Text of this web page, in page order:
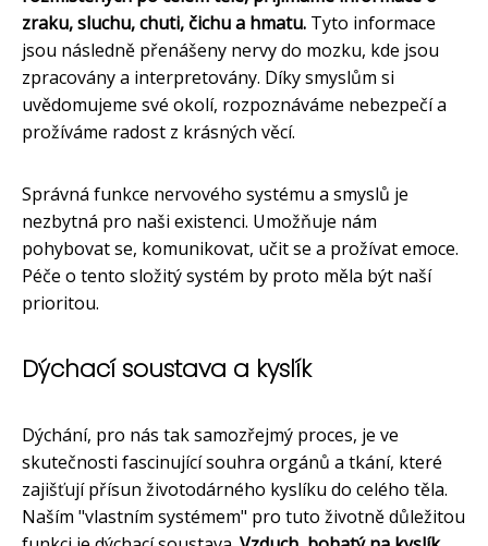
zraku, sluchu, chuti, čichu a hmatu. Tyto informace
jsou následně přenášeny nervy do mozku, kde jsou
zpracovány a interpretovány. Díky smyslům si
uvědomujeme své okolí, rozpoznáváme nebezpečí a
prožíváme radost z krásných věcí.
Správná funkce nervového systému a smyslů je
nezbytná pro naši existenci. Umožňuje nám
pohybovat se, komunikovat, učit se a prožívat emoce.
Péče o tento složitý systém by proto měla být naší
prioritou.
Dýchací soustava a kyslík
Dýchání, pro nás tak samozřejmý proces, je ve
skutečnosti fascinující souhra orgánů a tkání, které
zajišťují přísun životodárného kyslíku do celého těla.
Naším "vlastním systémem" pro tuto životně důležitou